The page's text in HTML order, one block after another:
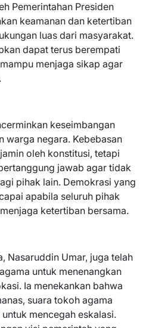
Pemerintahan Presiden
keamanan dan ketertiban
luas dari masyarakat.
dapat terus berempati
menjaga sikap agar
keseimbangan
warga negara. Kebebasan
oleh konstitusi, tetapi
jawab agar tidak
pihak lain. Demokrasi yang
apabila seluruh pihak
ketertiban bersama.
Nasaruddin Umar, juga telah
untuk menenangkan
Ia menekankan bahwa
suara tokoh agama
mencegah eskalasi.